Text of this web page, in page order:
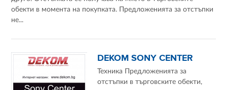
обекти в момента на покупката. Предложенията за отстъпки
не...
DEKOM SONY CENTER
Техника Предложенията за
отстъпки в търговските обекти,